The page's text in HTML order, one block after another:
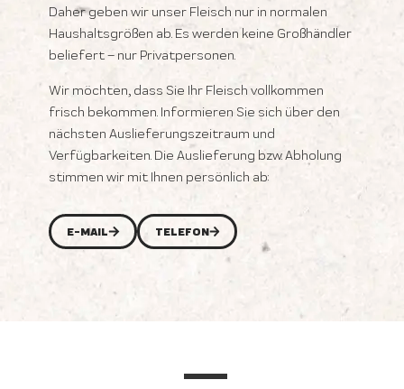
Daher geben wir unser Fleisch nur in normalen
Haushaltsgrößen ab. Es werden keine Großhändler
beliefert – nur Privatpersonen.
Wir möchten, dass Sie Ihr Fleisch vollkommen
frisch bekommen. Informieren Sie sich über den
nächsten Auslieferungszeitraum und
Verfügbarkeiten. Die Auslieferung bzw. Abholung
stimmen wir mit Ihnen persönlich ab:
E-MAIL TELEFON